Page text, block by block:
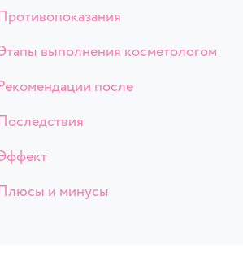
выполнения косметологом
после
и минусы